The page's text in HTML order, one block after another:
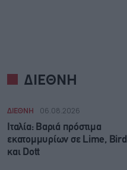
ΔΙΕΘΝΗ
ΔΙΕΘΝΗ 06.08.2026
Ιταλία: Βαριά πρόστιμα
εκατομμυρίων σε Lime, Bird
και Dott